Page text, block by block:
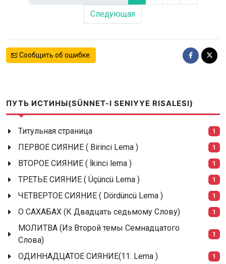
Следующая
Сообщить об ошибке.
ПУТЬ ИСТИНЫ(SÜNNET-I SENIYYE RISALESI)
Титульная страница 1
ПЕРВОЕ СИЯНИЕ ( Birinci Lema ) 1
ВТОРОЕ СИЯНИЕ ( İkinci lema ) 1
ТРЕТЬЕ СИЯНИЕ ( Üçüncü Lema ) 1
ЧЕТВЕРТОЕ СИЯНИЕ ( Dördüncü Lema ) 1
О САХАБАХ (К Двадцать седьмому Слову) 1
МОЛИТВА (Из Второй темы Семнадцатого
Слова)
1
ОДИННАДЦАТОЕ СИЯНИЕ(11. Lema ) 1